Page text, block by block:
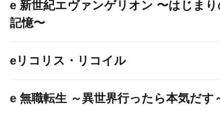
e 新世紀エヴァンゲリオン 〜はじま
記憶〜
eリコリス・リコイル
e 無職転生 ～異世界行ったら本気だす